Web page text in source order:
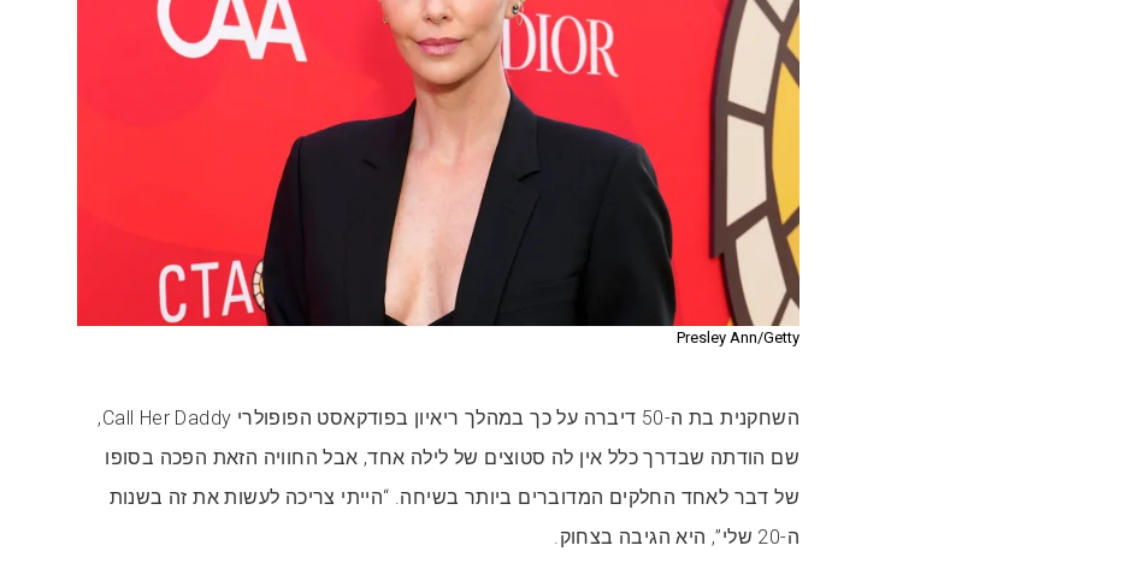
Presley Ann/Getty
השחקנית בת ה-50 דיברה על כך במהלך ריאיון בפודקאסט הפופולרי Call Her Daddy,
שם הודתה שבדרך כלל אין לה סטוצים של לילה אחד, אבל החוויה הזאת הפכה בסופו
של דבר לאחד החלקים המדוברים ביותר בשיחה. “הייתי צריכה לעשות את זה בשנות
ה-20 שלי”, היא הגיבה בצחוק.